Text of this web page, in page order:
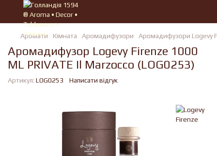
Аромати Кімната Аромадифузори Аромадифузори Logevy
Аромадифузор Logevy Firenze 1000
ML PRIVATE Il Marzocco (LOG0253)
Артикул: LOG0253 Написати відгук